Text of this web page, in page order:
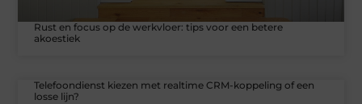
Rust en focus op de werkvloer: tips voor een betere
akoestiek
Telefoondienst kiezen met realtime CRM-koppeling of een
losse lijn?